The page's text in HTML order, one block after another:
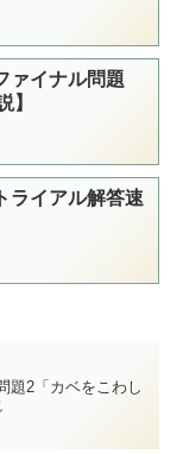
ァイナル問題
】
ライアル解答速
題2「カベをこわし